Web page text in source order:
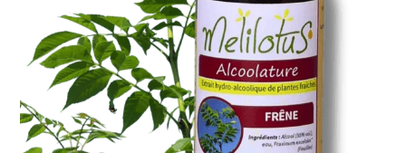
Alcoolature Frêne
AJOUTER AU PANIER
/
DÉTAILS